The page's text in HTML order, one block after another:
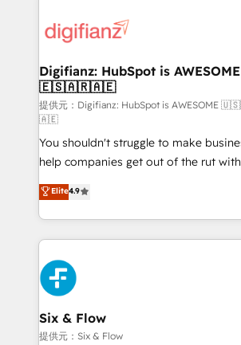
more people - Get the most out of your HubSpot
investment
supercharge revenue operations Key services: • CRM
Transformation / Web Development •
Sales Consulting • Marketing Automation
makes us different? 🚀 Top 0.5% of global HubSpot
agencies ⚙️ The strongest technical ability and
integration capabilities 💼 Consultative, long-term
partners who will embed ourselves
business, processes and systems 🏢 We specialise in
working with mid-market and
organisations, global organisations
complex use cases 🏆 CRM Implementation,
Platform Enablement, Custom
Onboarding Accredited 🔐 ISO27001 & ISO9001
Certified
Digifianz: HubSpot is
🇪🇸🇦🇷🇦🇪
提供元：Digifianz: HubSpot is
🇦🇪
You shouldn't struggle to make
help companies get out of the rut
process-oriented teams implementing
Marketing, Sales, Service, CMS and
so selling and actually engaging with
feels easy and pain-free. We are a top ranked
HubSpot Elite Partner, winner of
and Customer First Awards, 4.9/5
Reviews and 4.9/5 rating in Clutch Reviews.
helps the following industries: logistics &
improvement & construction, branding
Elite4.9
Six & Flow
提供元：Six & Flow